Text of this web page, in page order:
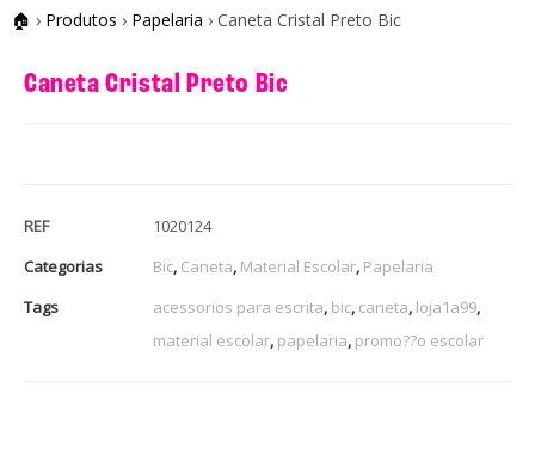
🏠 › Produtos › Papelaria › Caneta Cristal Preto Bic
Caneta Cristal Preto Bic
REF
1020124
Categorias
Bic, Caneta, Material Escolar, Papelaria
Tags
acessorios para escrita, bic, caneta, loja1a99,
material escolar, papelaria, promo??o escolar